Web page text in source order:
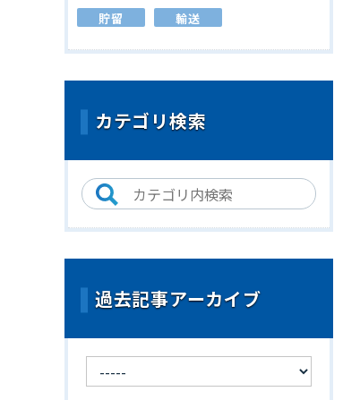
貯留
輸送
カテゴリ検索
過去記事アーカイブ